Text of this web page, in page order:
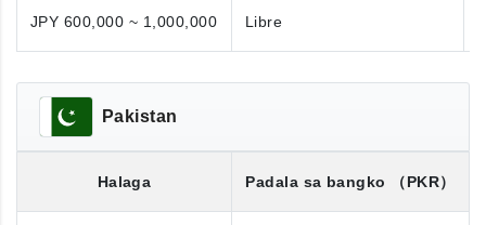
JPY 600,000 ~ 1,000,000 Libre
Pakistan
Halaga Padala sa bangko （PKR）